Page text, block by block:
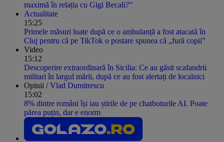
maximă în relația cu Gigi Becali?”
Actualitate
15:25
Primele măsuri luate după ce o ambulanță a fost atacată în
Cluj pentru că pe TikTok o postare spunea că „fură copii”
Video
15:12
Descoperire extraordinară în Sicilia: Ce au găsit scafandrii
militari în largul mării, după ce au fost alertați de localnici
Opinii /Vlad Dumitrescu
15:02
8% dintre români își iau știrile de pe chatboturile AI. Poate
părea puțin, dar e enorm